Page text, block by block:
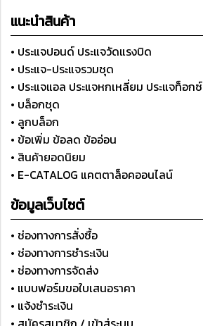
แนะนำสินค้า
• ประแจปอนด์ ประแจวัดแรงบิด
• ประแจ-ประแจรวมชุด
• ประแจแอล ประแจหกเหลี่ยม ประแจท็อกซ์
• บล็อกชุด
• ลูกบล็อก
• ข้อเพิ่ม ข้อลด ข้ออ่อน
• สินค้ายอดนิยม
• E-CATALOG แคตตาล็อคออนไลน์
ข้อมูลเว็บไซต์
• ช่องทางการสั่งซื้อ
• ช่องทางการชำระเงิน
• ช่องทางการจัดส่ง
• แบบฟอร์มขอใบเสนอราคา
• แจ้งชำระเงิน